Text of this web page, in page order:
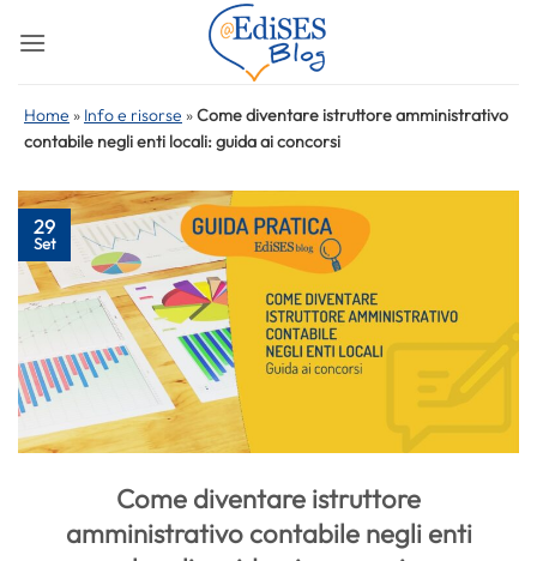
Home » Info e risorse »Come diventare istruttore amministrativo
contabile negli enti locali: guida ai concorsi
29
Set
Come diventare istruttore
amministrativo contabile negli enti